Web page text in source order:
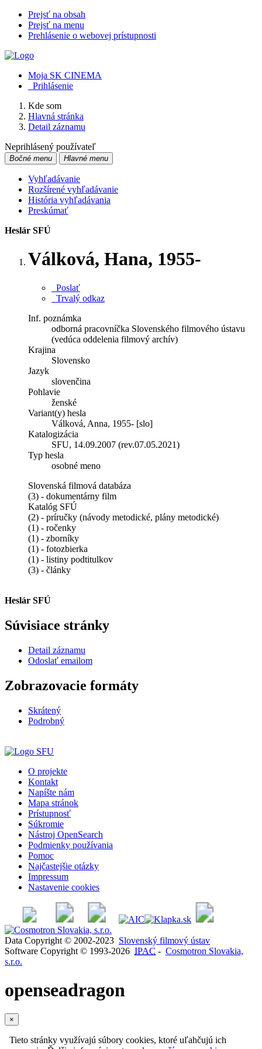
Prejsť na obsah
Prejsť na menu
Prehlásenie o webovej prístupnosti
Moja SK CINEMA
Prihlásenie
Kde som
Hlavná stránka
Detail záznamu
Neprihlásený používateľ
Bočné menu Hlavné menu
Vyhľadávanie
Rozšírené vyhľadávanie
História vyhľadávania
Preskúmať
Heslár SFÚ
Válková, Hana, 1955-
Poslať
Trvalý odkaz
Inf. poznámka
odborná pracovníčka Slovenského filmového ústavu
(vedúca oddelenia filmový archív)
Krajina
Slovensko
Jazyk
slovenčina
Pohlavie
ženské
Variant(y) hesla
Válková, Anna, 1955- [slo]
Katalogizácia
SFU, 14.09.2007 (rev.07.05.2021)
Typ hesla
osobné meno
Slovenská filmová databáza
(3) - dokumentárny film
Katalóg SFÚ
(2) - príručky (návody metodické, plány metodické)
(1) - ročenky
(1) - zborníky
(1) - fotozbierka
(1) - listiny podtitulkov
(3) - články
Heslár SFÚ
Súvisiace stránky
Detail záznamu
Odoslať emailom
Zobrazovacie formáty
Skrátený
Podrobný
O projekte
Kontakt
Napíšte nám
Mapa stránok
Prístupnosť
Súkromie
Nástroj OpenSearch
Podmienky používania
Pomoc
Najčastejšie otázky
Impressum
Nastavenie cookies
Data Copyright © 2002-2023 Slovenský filmový ústav
Software Copyright © 1993-2026 IPAC - Cosmotron Slovakia,
s.r.o.
openseadragon
×
Tieto stránky využívajú súbory cookies, ktoré uľahčujú ich